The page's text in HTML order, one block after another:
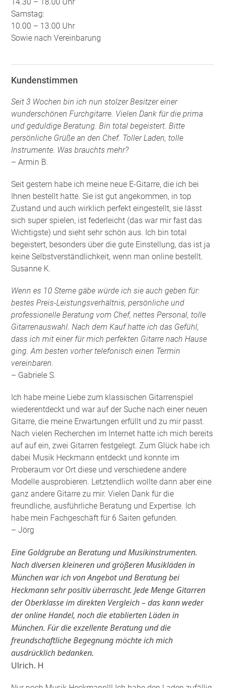
Samstag:
10.00 – 13.00 Uhr
Sowie nach Vereinbarung
Kundenstimmen
Seit 3 Wochen bin ich nun stolzer Besitzer einer
wunderschönen Furchgitarre. Vielen Dank für die prima
und geduldige Beratung. Bin total begeistert. Bitte
persönliche Grüße an den Chef. Toller Laden, tolle
Instrumente. Was brauchts mehr?
– Armin B.
Seit gestern habe ich meine neue E-Gitarre, die ich bei
Ihnen bestellt hatte. Sie ist gut angekommen, in top
Zustand und auch wirklich perfekt eingestellt, sie lässt
sich super spielen, ist federleicht (das war mir fast das
Wichtigste) und sieht sehr schön aus. Ich bin total
begeistert, besonders über die gute Einstellung, das ist ja
keine Selbstverständlichkeit, wenn man online bestellt.
Susanne K.
Wenn es 10 Sterne gäbe würde ich sie auch geben für:
bestes Preis-Leistungsverhältnis, persönliche und
professionelle Beratung vom Chef, nettes Personal, tolle
Gitarrenauswahl. Nach dem Kauf hatte ich das Gefühl,
dass ich mit einer für mich perfekten Gitarre nach Hause
ging. Am besten vorher telefonisch einen Termin
vereinbaren.
– Gabriele S.
Ich habe meine Liebe zum klassischen Gitarrenspiel
wiederentdeckt und war auf der Suche nach einer neuen
Gitarre, die meine Erwartungen erfüllt und zu mir passt.
Nach vielen Recherchen im Internet hatte ich mich bereits
auf auf ein, zwei Gitarren festgelegt. Zum Glück habe ich
dabei Musik Heckmann entdeckt und konnte im
Proberaum vor Ort diese und verschiedene andere
Modelle ausprobieren. Letztendlich wollte dann aber eine
ganz andere Gitarre zu mir. Vielen Dank für die
freundliche, ausführliche Beratung und Expertise. Ich
habe mein Fachgeschäft für 6 Saiten gefunden
– Jörg
Eine Goldgrube an Beratung und Musikinstrumenten.
Nach diversen kleineren und größeren Musikläden in
München war ich von Angebot und Beratung bei
Heckmann sehr positiv überrascht. Jede Menge Gitarren
der Oberklasse im direkten Vergleich – das kann weder
der online Handel, noch die etablierten Läden in
München. Für die exzellente Beratung und die
freundschaftliche Begegnung möchte ich mich
ausdrücklich bedanken.
Ulrich. H